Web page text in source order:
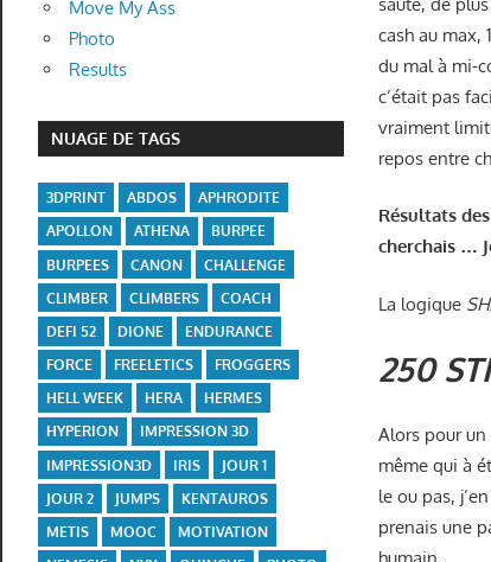
cash au max,
du mal à mi-
c’était pas
vraiment
repos entre
Résultats
cherchais …
La logique
250
Alors pour un
même qui à
le ou pas,
prenais une
humain.
Move My Ass
Photo
Results
NUAGE DE TAGS
3DPRINT ABDOS
APHRODITE
APOLLON
ATHENA
BURPEE
BURPEES
CANON
CHALLENGE
CLIMBER
CLIMBERS
COACH
DEFI 52
DIONE
ENDURANCE
FORCE
FREELETICS
FROGGERS
HELL WEEK
HERA
HERMES
HYPERION
IMPRESSION 3D
IMPRESSION3D
IRIS
JOUR 1
JOUR 2
JUMPS
KENTAUROS
METIS
MOOC
MOTIVATION